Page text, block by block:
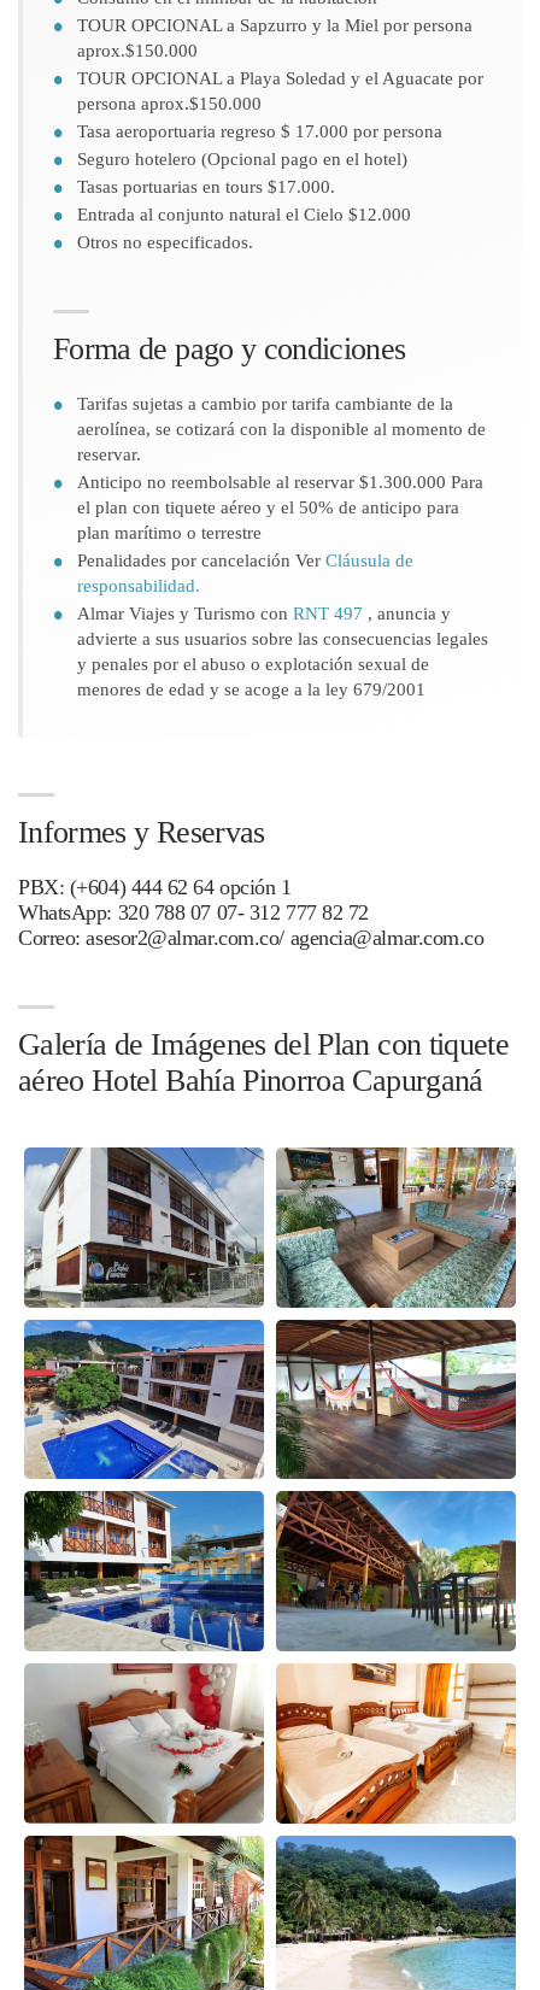
TOUR OPCIONAL a Sapzurro y la Miel por persona
aprox.$150.000
TOUR OPCIONAL a Playa Soledad y el Aguacate por
persona aprox.$150.000
Tasa aeroportuaria regreso $ 17.000 por persona
Seguro hotelero (Opcional pago en el hotel)
Tasas portuarias en tours $17.000.
Entrada al conjunto natural el Cielo $12.000
Otros no especificados.
Forma de pago y condiciones
Tarifas sujetas a cambio por tarifa cambiante de la
aerolínea, se cotizará con la disponible al momento de
reservar.
Anticipo no reembolsable al reservar $1.300.000 Para
el plan con tiquete aéreo y el 50% de anticipo para
plan marítimo o terrestre
Penalidades por cancelación Ver Cláusula de
responsabilidad.
Almar Viajes y Turismo con RNT 497 , anuncia y
advierte a sus usuarios sobre las consecuencias legales
y penales por el abuso o explotación sexual de
menores de edad y se acoge a la ley 679/2001
Informes y Reservas
PBX: (+604) 444 62 64 opción 1
WhatsApp: 320 788 07 07- 312 777 82 72
Correo: asesor2@almar.com.co/ agencia@almar.com.co
Galería de Imágenes del Plan con tiquete
aéreo Hotel Bahía Pinorroa Capurganá